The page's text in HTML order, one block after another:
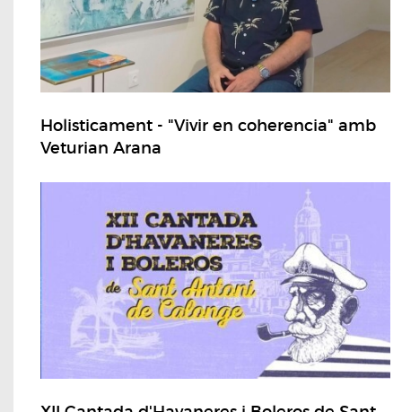
Holisticament - "Vivir en coherencia" amb
Veturian Arana